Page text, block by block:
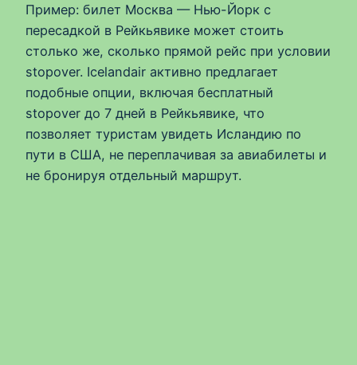
Пример: билет Москва — Нью-Йорк с
пересадкой в Рейкьявике может стоить
столько же, сколько прямой рейс при условии
stopover. Icelandair активно предлагает
подобные опции, включая бесплатный
stopover до 7 дней в Рейкьявике, что
позволяет туристам увидеть Исландию по
пути в США, не переплачивая за авиабилеты и
не бронируя отдельный маршрут.